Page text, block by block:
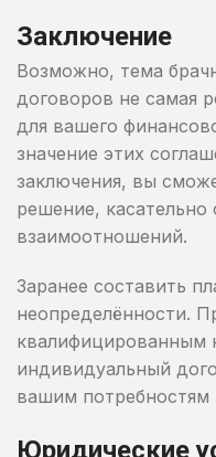
Заключение
Возможно, тема
договоров не самая
для вашего
значение этих
заключения, вы
решение,
взаимоотношений.
Заранее составить
неопределённости.
квалифицированным
индивидуальный
вашим потребностям
Юридические